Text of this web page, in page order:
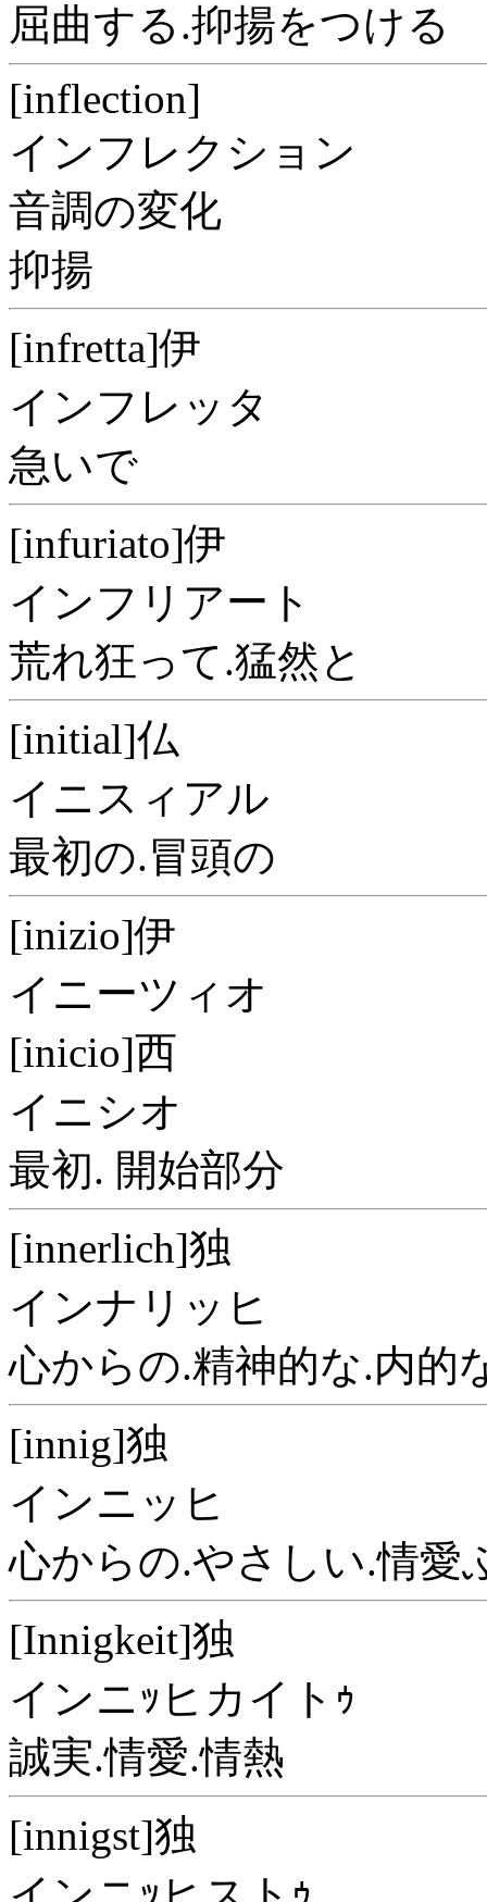
屈曲する.抑揚をつける
[inflection]
インフレクション
音調の変化
抑揚
[infretta]伊
インフレッタ
急いで
[infuriato]伊
インフリアート
荒れ狂って.猛然と
[initial]仏
イニスィアル
最初の.冒頭の
[inizio]伊
イニーツィオ
[inicio]西
イニシオ
最初. 開始部分
[innerlich]独
インナリッヒ
心からの.精神的な.内的
[innig]独
インニッヒ
心からの.やさしい.情愛
[Innigkeit]独
インニｯヒカイトｩ
誠実.情愛.情熱
[innigst]独